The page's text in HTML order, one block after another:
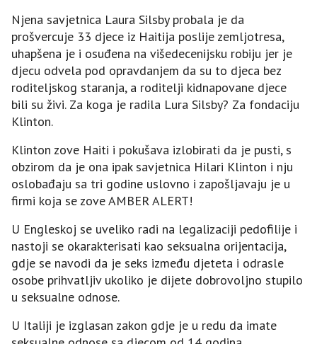
Njena savjetnica Laura Silsby probala je da
prošvercuje 33 djece iz Haitija poslije zemljotresa,
uhapšena je i osuđena na višedecenijsku robiju jer je
djecu odvela pod opravdanjem da su to djeca bez
roditeljskog staranja, a roditelji kidnapovane djece
bili su živi. Za koga je radila Lura Silsby? Za fondaciju
Klinton.
Klinton zove Haiti i pokušava izlobirati da je pusti, s
obzirom da je ona ipak savjetnica Hilari Klinton i nju
oslobađaju sa tri godine uslovno i zapošljavaju je u
firmi koja se zove AMBER ALERT!
U Engleskoj se uveliko radi na legalizaciji pedofilije i
nastoji se okarakterisati kao seksualna orijentacija,
gdje se navodi da je seks između djeteta i odrasle
osobe prihvatljiv ukoliko je dijete dobrovoljno stupilo
u seksualne odnose.
U Italiji je izglasan zakon gdje je u redu da imate